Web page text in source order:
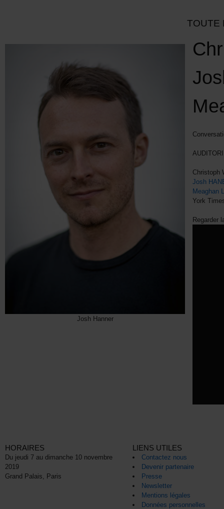
TOUTE
Josh Hanner
Christoph
Josh
Meaghan
York
Regarder
HORAIRES
Du jeudi 7 au dimanche 10 novembre
2019
Grand Palais, Paris
LIENS UTILES
Contactez nous
Devenir partenaire
Presse
Newsletter
Mentions légales
Données personnelles